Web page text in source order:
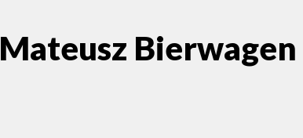
Mateusz Bierwagen